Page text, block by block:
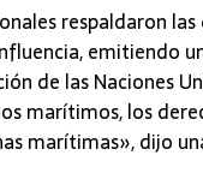
respaldaron
emitiendo
de las Naciones
marítimos, los
marítimas», dijo